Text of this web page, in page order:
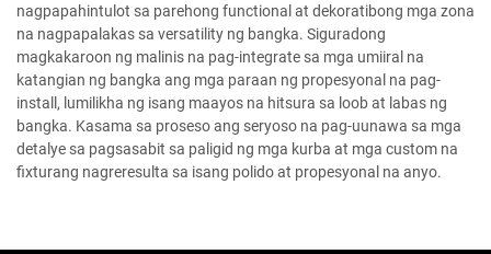
nagpapahintulot sa parehong functional at dekoratibong mga zona
na nagpapalakas sa versatility ng bangka. Siguradong
magkakaroon ng malinis na pag-integrate sa mga umiiral na
katangian ng bangka ang mga paraan ng propesyonal na pag-
install, lumilikha ng isang maayos na hitsura sa loob at labas ng
bangka. Kasama sa proseso ang seryoso na pag-uunawa sa mga
detalye sa pagsasabit sa paligid ng mga kurba at mga custom na
fixturang nagreresulta sa isang polido at propesyonal na anyo.